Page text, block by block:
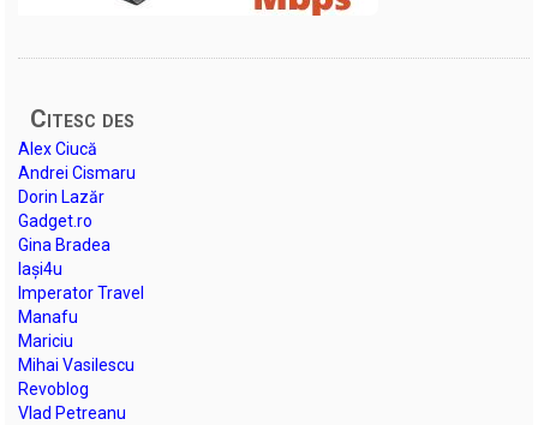
Citesc des
Alex Ciucă
Andrei Cismaru
Dorin Lazăr
Gadget.ro
Gina Bradea
Iași4u
Imperator Travel
Manafu
Mariciu
Mihai Vasilescu
Revoblog
Vlad Petreanu